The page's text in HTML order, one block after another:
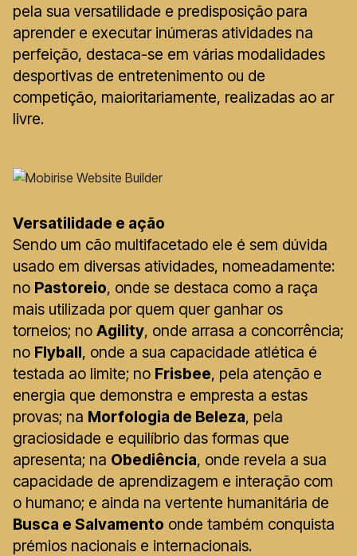
pela sua versatilidade e predisposição para
aprender e executar inúmeras atividades na
perfeição, destaca-se em várias modalidades
desportivas de entretenimento ou de
competição, maioritariamente, realizadas ao ar
livre.
Versatilidade e ação
Sendo um cão multifacetado ele é sem dúvida
usado em diversas atividades, nomeadamente:
no Pastoreio, onde se destaca como a raça
mais utilizada por quem quer ganhar os
torneios; no Agility, onde arrasa a concorrência;
no Flyball, onde a sua capacidade atlética é
testada ao limite; no Frisbee, pela atenção e
energia que demonstra e empresta a estas
provas; na Morfologia de Beleza, pela
graciosidade e equilíbrio das formas que
apresenta; na Obediência, onde revela a sua
capacidade de aprendizagem e interação com
o humano; e ainda na vertente humanitária de
Busca e Salvamento onde também conquista
prémios nacionais e internacionais.